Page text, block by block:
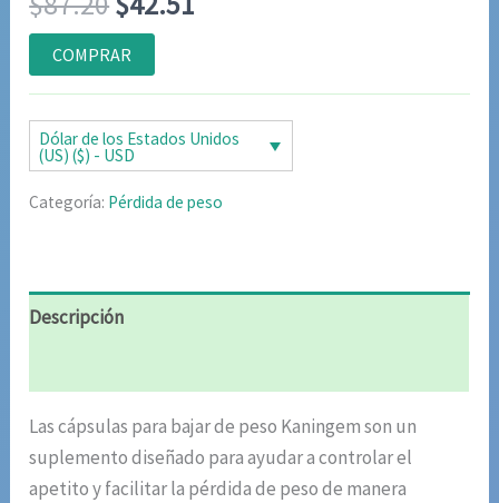
5 en base a
valoraciones
de clientesprecio
original
era:
$87.20.
actual
es:
$42.51.
COMPRAR
Dólar de los Estados Unidos
(US) ($) - USD
Categoría: Pérdida de peso
Descripción
Las cápsulas para bajar de peso Kaningem son un
suplemento diseñado para ayudar a controlar el
apetito y facilitar la pérdida de peso de manera